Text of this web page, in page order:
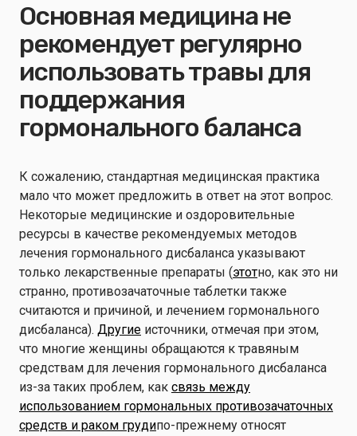
Основная медицина не
рекомендует регулярно
использовать травы для
поддержания
гормонального баланса
К сожалению, стандартная медицинская практика
мало что может предложить в ответ на этот вопрос.
Некоторые медицинские и оздоровительные
ресурсы в качестве рекомендуемых методов
лечения гормонального дисбаланса указывают
только лекарственные препараты (этотно, как это ни
странно, противозачаточные таблетки также
считаются и причиной, и лечением гормонального
дисбаланса). Другие источники, отмечая при этом,
что многие женщины обращаются к травяным
средствам для лечения гормонального дисбаланса
из-за таких проблем, как связь между
использованием гормональных противозачаточных
средств и раком грудипо-прежнему относят